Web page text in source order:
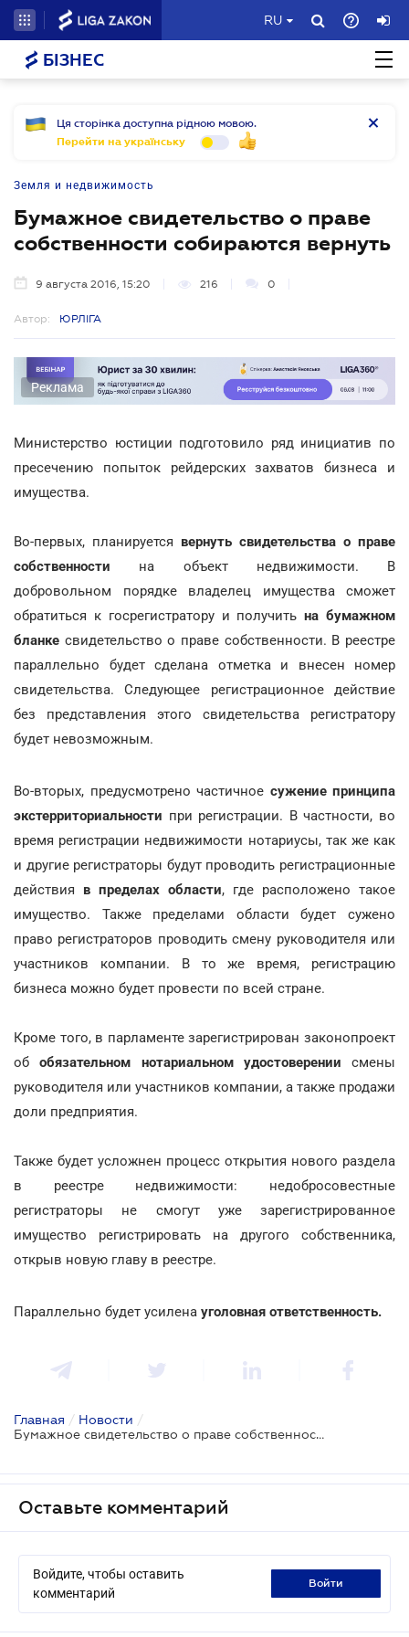
RU
БІЗНЕС
Ця сторінка доступна рідною мовою.
Перейти на українську
Земля и недвижимость
Бумажное свидетельство о праве
собственности собираются вернуть
9 августа 2016, 15:20 216 0
Автор: ЮРЛІГА
Реклама
Министерство юстиции подготовило ряд инициатив по
пресечению попыток рейдерских захватов бизнеса и
имущества.
Во-первых, планируется вернуть свидетельства о праве
собственности на объект недвижимости. В
добровольном порядке владелец имущества сможет
обратиться к госрегистратору и получитьна бумажном
бланке свидетельство о праве собственности. В реестре
параллельно будет сделана отметка и внесен номер
свидетельства. Следующее регистрационное действие
без представления этого свидетельства регистратору
будет невозможным.
Во-вторых, предусмотрено частичное сужение принципа
экстерриториальности при регистрации. В частности, во
время регистрации недвижимости нотариусы, так же как
и другие регистраторы будут проводить регистрационные
действия в пределах области, где расположено такое
имущество. Также пределами области будет сужено
право регистраторов проводить смену руководителя или
участников компании. В то же время, регистрацию
бизнеса можно будет провести по всей стране.
Кроме того, в парламенте зарегистрирован законопроект
обобязательном нотариальном удостоверении смены
руководителя или участников компании, а также продажи
доли предприятия.
Также будет усложнен процесс открытия нового раздела
в реестре недвижимости: недобросовестные
регистраторы не смогут уже зарегистрированное
имущество регистрировать на другого собственника,
открыв новую главу в реестре.
Параллельно будет усилена уголовная ответственность.
Главная / Новости /
Бумажное свидетельство о праве собственности собираются вернуть
Оставьте комментарий
Войдите, чтобы оставить
комментарий
войти